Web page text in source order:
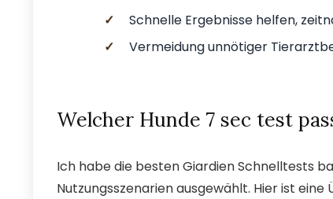
✓
Schnelle Ergebnisse helfen,
✓
Vermeidung unnötiger
Welcher Hunde 7 sec test
Ich habe die besten Giardien Schnelltests
Nutzungsszenarien ausgewählt. Hier ist